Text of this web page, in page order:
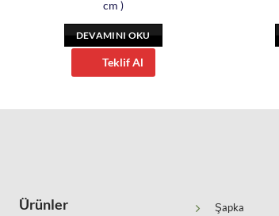
cm )
DEVAMINI OKU
Teklif Al
Ürünler Şapka